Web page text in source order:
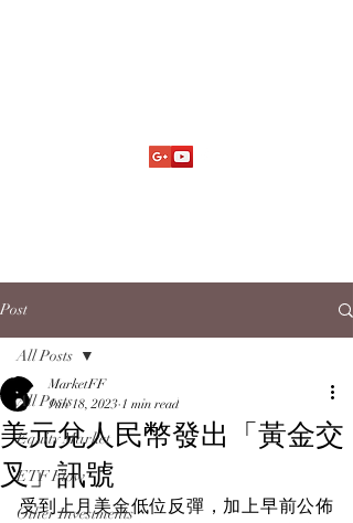
Post
All Posts
Equity Market
ETF Flow
Other Investments
All Posts
美元兌人民幣發出「黃金交
叉」訊號
MarketFF
Jun 18, 2023 1 min read
受到上月美金低位反彈，加上早前公佈